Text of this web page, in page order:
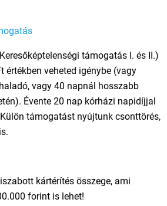
támogatás I. és II.)
értékben veheted igénybe (vagy
vagy 40 napnál hosszabb
Évente 20 nap kórházi napidíjjal
támogatást nyújtunk csonttörés,
kártérítés összege, ami
forint is lehet!